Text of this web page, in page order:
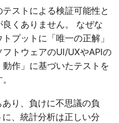
ストによる検証可能性と
くありません。 なぜな
プットに「唯一の正解」
トウェアのUI/UXやAPIの
作」に基づいたテストを
あり、負けに不思議の負
、統計分析は正しい分